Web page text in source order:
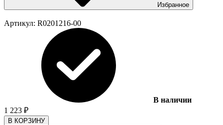
Избранное
Артикул: R0201216-00
В наличии
1 223 ₽
В КОРЗИНУ